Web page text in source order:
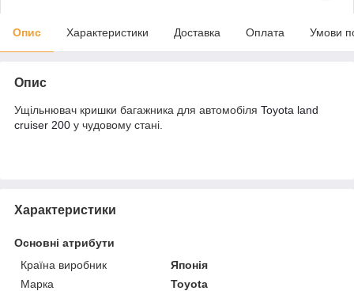
Опис Характеристики Доставка Оплата Умови
Опис
Ущільнювач кришки багажника для автомобіля Toyota land
cruiser 200 у чудовому стані.
Характеристики
Основні атрибути
Країна виробник
Японія
Марка
Toyota